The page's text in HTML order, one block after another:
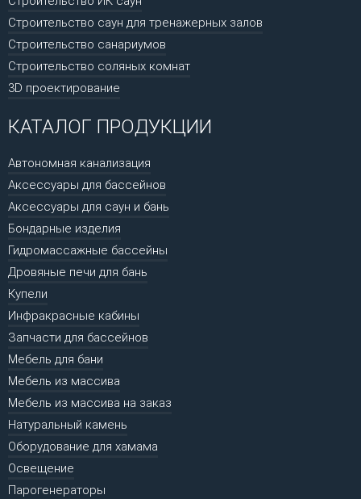
Строительство саун для тренажерных залов
Строительство санариумов
Строительство соляных комнат
3D проектирование
КАТАЛОГ ПРОДУКЦИИ
Автономная канализация
Аксессуары для бассейнов
Аксессуары для саун и бань
Бондарные изделия
Гидромассажные бассейны
Дровяные печи для бань
Купели
Инфракрасные кабины
Запчасти для бассейнов
Мебель для бани
Мебель из массива
Мебель из массива на заказ
Натуральный камень
Оборудование для хамама
Освещение
Парогенераторы